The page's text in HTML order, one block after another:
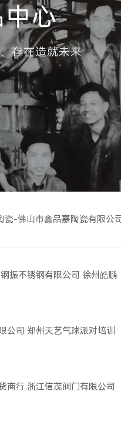
中心
存在造就未来
瓷-佛山市鑫品嘉陶瓷有限公
振不锈钢有限公司 徐州皓鹏
公司 郑州天艺气球派对培训
商行 浙江信茂阀门有限公司